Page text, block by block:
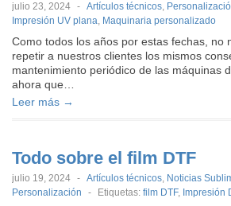
julio 23, 2024 - Artículos técnicos,
Impresión UV plana, Maquinaria personalizado
Como todos los años por estas fechas, no
repetir a nuestros clientes los mismos
mantenimiento periódico de las máquinas
ahora que…
Leer más →
Todo sobre el film DTF
julio 19, 2024 - Artículos técnicos, Noticias
Personalización
- Etiquetas: film DTF, Impresión